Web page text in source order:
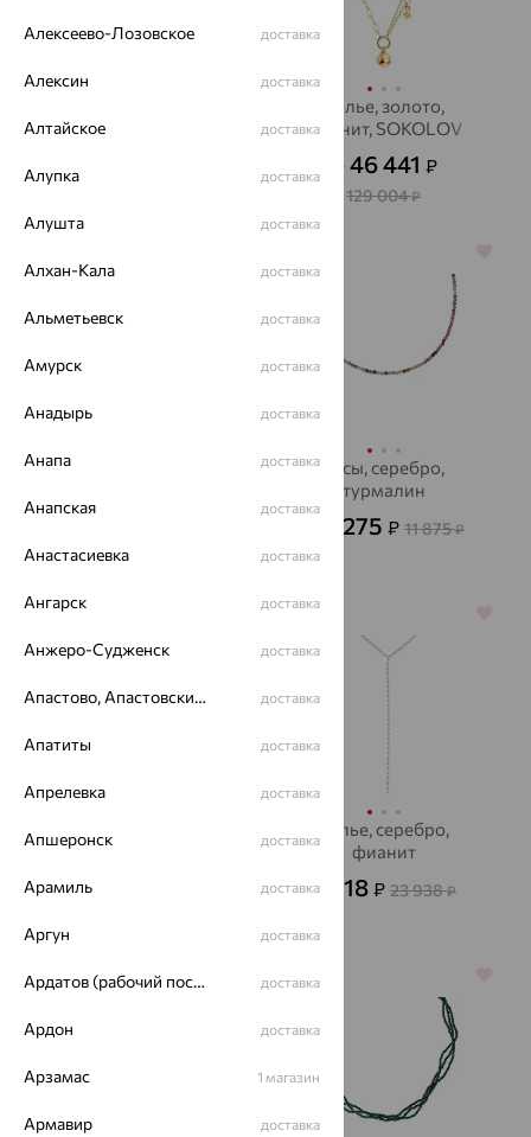
фианит, SOKOLOV
Колье, золото,
фианит, SOKOLOV
от 46 441₽
129 004₽
Бусы, серебро,
турмалин
4 275 ₽ 11 875₽
64%
SOKOLOV
от 17 509
64%
Колье, серебро,
фианит
8 618₽ 23 938₽
Алексеево-Лозовское доставка
Алексин доставка
Алтайское доставка
Алупка доставка
Алушта доставка
Алхан-Кала доставка
Альметьевск доставка
Амурск доставка
Анадырь доставка
Анапа доставка
Анапская доставка
Анастасиевка доставка
Ангарск доставка
Анжеро-Судженск доставка
Апастово, Апастовский район доставка
Апатиты доставка
Апрелевка доставка
Апшеронск доставка
Арамиль доставка
Аргун доставка
Ардатов (рабочий поселок) доставка
Ардон доставка
Арзамас 1 магазин
Армавир доставка